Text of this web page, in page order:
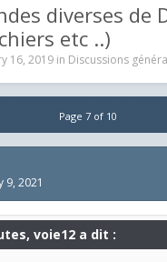
diverses de
etc ..)
16, 2019 in Discussions
Page 7 of 10
9, 2021
voie12 a dit :